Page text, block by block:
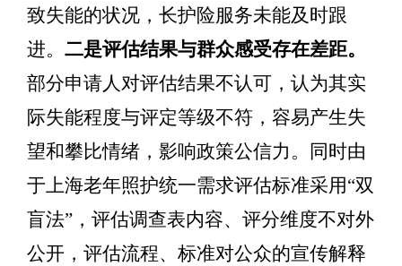
致失能的状况 ，长护险服务未能及时跟
进。二是评估结果与群众感受存在差距。
部分申请人对评估结果不认可，认为其实
际失能程度与评定等级不符，容易产生失
望和攀比情绪，影响政策公信力。
同时由
于上海老年照护统一需求评估标准采用“双
盲法” ，评估调查表内容、评分维度不对外
公开 ，评估流程、标准对公众的宣传解释